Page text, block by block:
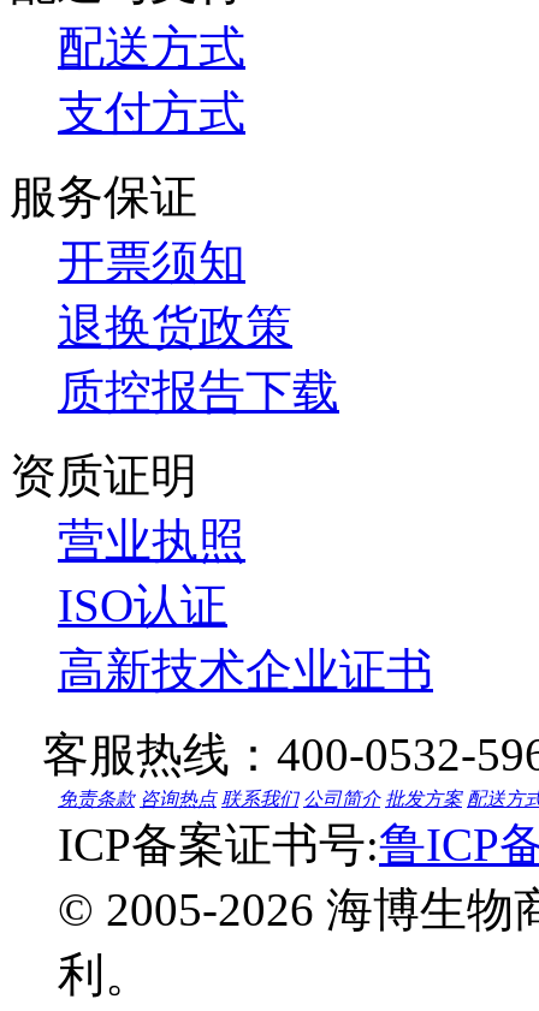
配送方式
支付方式
服务保证
开票须知
退换货政策
质控报告下载
资质证明
营业执照
ISO认证
高新技术企业证书
客服热线： 400-0532-
免责条款 咨询热点 联系我们 公司简介 批发方案 配送方
ICP备案证书号:鲁ICP
© 2005-2026 海博生
利。